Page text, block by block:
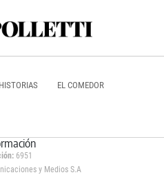
EL COMEDOR
6951
y Medios S.A